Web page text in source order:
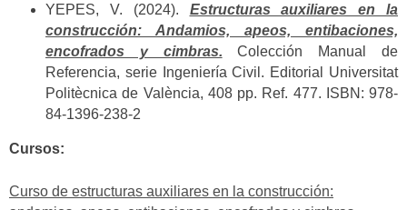
YEPES, V. (2024). Estructuras auxiliares en la
construcción: Andamios, apeos, entibaciones,
encofrados y cimbras. Colección Manual de
Referencia, serie Ingeniería Civil. Editorial Universitat
Politècnica de València, 408 pp. Ref. 477. ISBN: 978-
84-1396-238-2
Cursos:
Curso de estructuras auxiliares en la construcción: